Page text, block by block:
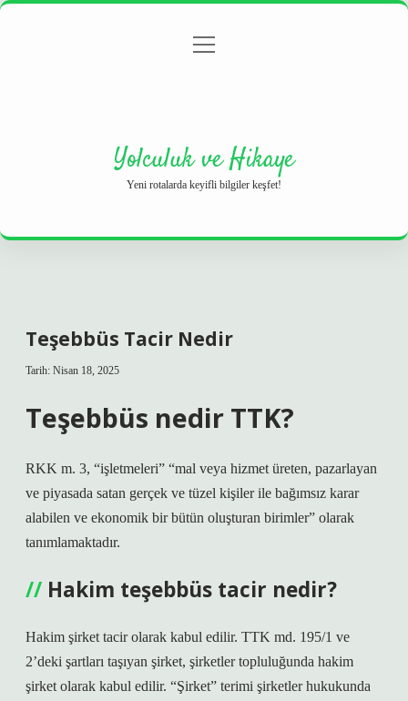
Gizlilik Politikası
menüyü
Yolculuk ve Hikaye
Yeni rotalarda keyifli bilgiler keşfet!
Teşebbüs Tacir Nedir
Tarih: Nisan 18, 2025
Teşebbüs nedir TTK?
RKK m. 3, “işletmeleri” “mal veya hizmet üreten, pazarlayan
ve piyasada satan gerçek ve tüzel kişiler ile bağımsız karar
alabilen ve ekonomik bir bütün oluşturan birimler” olarak
tanımlamaktadır.
Hakim teşebbüs tacir nedir?
Hakim şirket tacir olarak kabul edilir. TTK md. 195/1 ve
2’deki şartları taşıyan şirket, şirketler topluluğunda hakim
şirket olarak kabul edilir. “Şirket” terimi şirketler hukukunda